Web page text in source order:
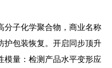
分子化学聚合物，商业名称
护包装恢复。开启同步顶升
模量：检测产品水平变形应